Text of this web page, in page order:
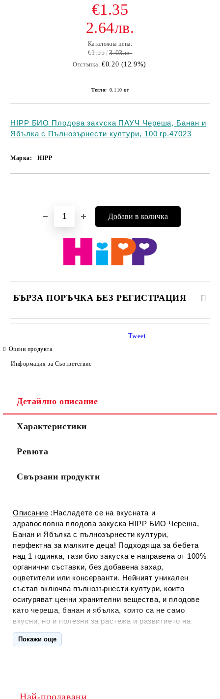
€1.35
2.64лв.
Каталожна цена:
€1.55 3.03лв.
Отстъпка: €0.20 (12.9%)
Тегло: 0.110 кг
HIPP БИО Плодова закуска ПАУЧ Череша, Банан и
Ябълка с Пълнозърнести култури, 100 гр.47023
Марка: HIPP
БЪРЗА ПОРЪЧКА БЕЗ РЕГИСТРАЦИЯ
САМО ПОПЪЛНЕТЕ 4 ПОЛЕТА
Съгласен съм сПолитиката за лични данни
Ние ще се свържем с вас в рамките на работния ден.
Оцени продукта
Информация за Съответствие
Tweet
Детайлно описание
Характеристики
Ревюта
Свързани продукти
Описание :Насладете се на вкусната и
здравословна плодова закуска HIPP БИО Череша,
Банан и Ябълка с пълнозърнести култури,
перфектна за малките деца! Подходяща за бебета
над 1 годинка, тази био закуска е направена от 100%
органични съставки, без добавена захар,
оцветители или консерванти. Нейният уникален
състав включва пълнозърнести култури, които
осигуряват ценни хранителни вещества, и плодове
като череша, банан и ябълка, които са не само
вкусни, но и полезни за растежа и развитието на
вашето дете.
Покажи още
Най-продавани